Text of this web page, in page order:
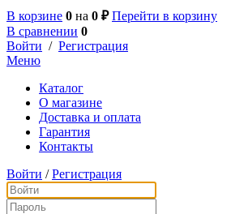
В корзине 0 на 0 ₽ Перейти в корзину
В сравнении 0
Войти / Регистрация
Меню
Каталог
О магазине
Доставка и оплата
Гарантия
Контакты
Войти / Регистрация